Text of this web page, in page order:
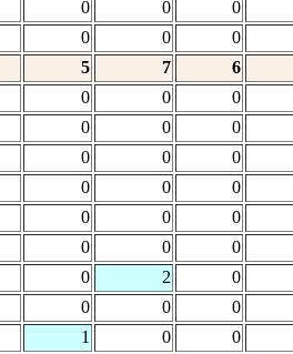
0 0
0
0 0
0
5 7 6
0 0
0
0 0
0
0 0
0
0 0
0
0 0
0
0 0
0
0 2
0
0 0
0
1 0
0